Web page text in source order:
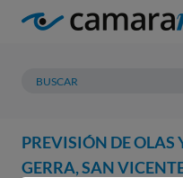
PREVISIÓN DE OLAS
GERRA, SAN